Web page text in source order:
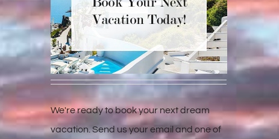
We're ready to book your next dream
vacation. Send us your email and one of